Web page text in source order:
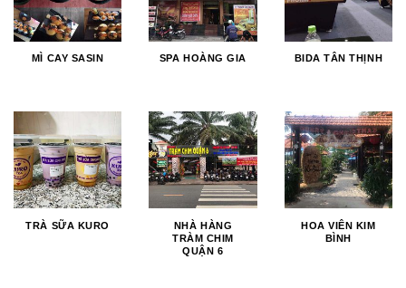
MÌ CAY SASIN SPA HOÀNG GIA BIDA TÂN THỊNH
TRÀ SỮA KURO
NHÀ HÀNG
TRÀM CHIM
QUẬN 6
HOA VIÊN KIM
BÌNH